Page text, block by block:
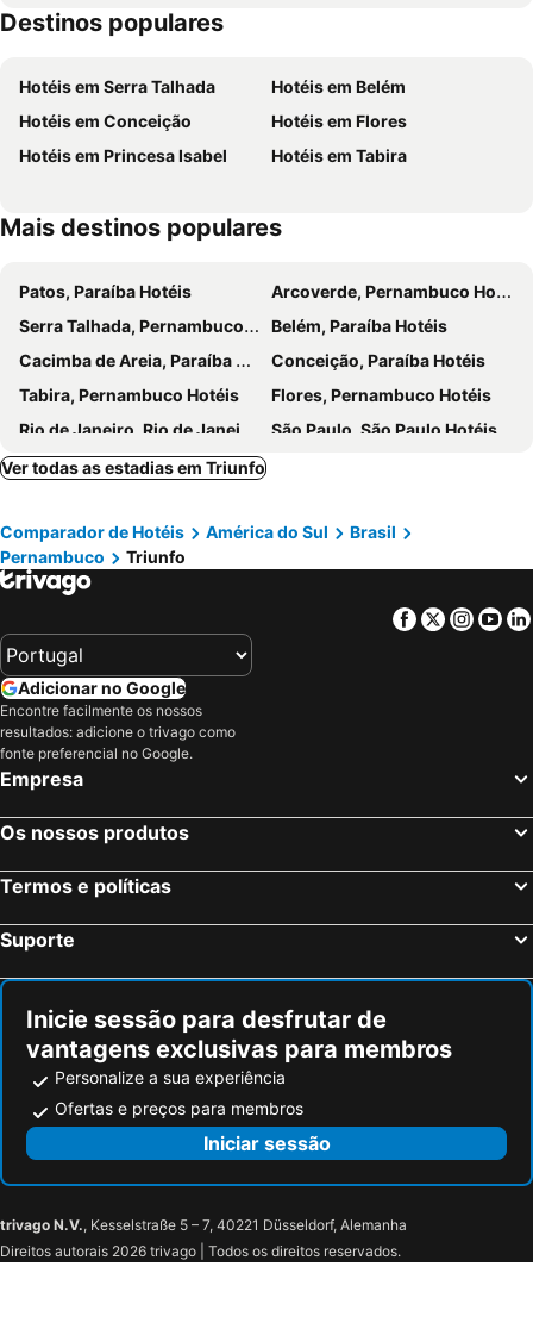
Destinos populares
Hotéis em Serra Talhada
Hotéis em Belém
Hotéis em Conceição
Hotéis em Flores
Hotéis em Princesa Isabel
Hotéis em Tabira
Mais destinos populares
Patos, Paraíba Hotéis
Arcoverde, Pernambuco Hotéis
Serra Talhada, Pernambuco Hotéis
Belém, Paraíba Hotéis
Cacimba de Areia, Paraíba Hotéis
Conceição, Paraíba Hotéis
Tabira, Pernambuco Hotéis
Flores, Pernambuco Hotéis
Rio de Janeiro, Rio de Janeiro Hotéis
São Paulo, São Paulo Hotéis
Fortaleza, Ceará Hotéis
Salvador, Bahia Hotéis
Maceió, Alagoas Hotéis
Porto Seguro, Bahia Hotéis
Ver todas as estadias em Triunfo
Comparador de Hotéis América do Sul
Brasil
Pernambuco
Triunfo
Facebook
Twitter
Adicionar no Google
Encontre facilmente os nossos
resultados: adicione o trivago como
fonte preferencial no Google.
Empresa
Os nossos produtos
Termos e políticas
Suporte
Inicie sessão para desfrutar de
vantagens exclusivas para membros
Personalize a sua experiência
Ofertas e preços para membros
Iniciar sessão
trivago N.V., Kesselstraße 5 – 7, 40221 Düsseldorf, Alemanha
Direitos autorais 2026 trivago | Todos os direitos reservados.